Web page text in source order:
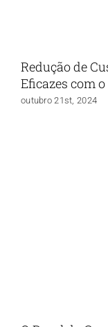
Redução de
Eficazes com
outubro 21st, 2024